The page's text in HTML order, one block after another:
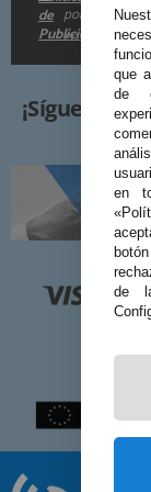
por e-mail.
en la
de
Publicidad
¡Síguenos!
que
de
en
de